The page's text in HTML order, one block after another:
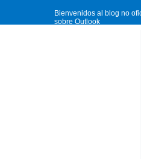
Bienvenidos al blog no
sobre Outlook